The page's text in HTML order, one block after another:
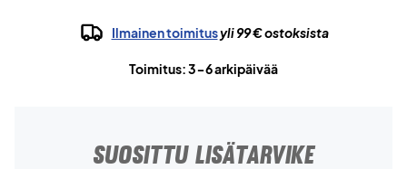
Ilmainen toimitusyli 99 € ostoksista
Toimitus: 3-6 arkipäivää
SUOSITTU LISÄTARVIKE